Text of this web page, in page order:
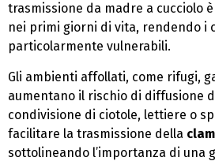
trasmissione da madre a cucciolo
nei primi giorni di vita, rendendo i
particolarmente vulnerabili.
Gli ambienti affollati, come rifugi,
aumentano il rischio di diffusione
condivisione di ciotole, lettiere o
facilitare la trasmissione della
sottolineando l’importanza di una